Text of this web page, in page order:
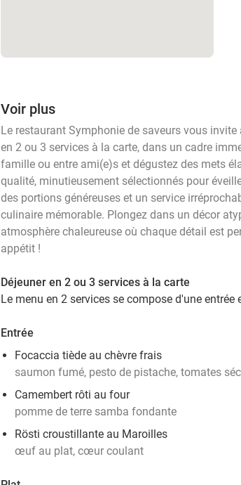
Voir plus
Le restaurant Symphonie de saveurs vous
en 2 ou 3 services à la carte, dans un cadre
famille ou entre ami(e)s et dégustez des mets
qualité, minutieusement sélectionnés pour
des portions généreuses et un service
culinaire mémorable. Plongez dans un décor
atmosphère chaleureuse où chaque détail est
appétit !
Déjeuner en 2 ou 3 services à la carte
Le menu en 2 services se compose d'une
Entrée
Focaccia tiède au chèvre frais
saumon fumé, pesto de pistache, tomates
Camembert rôti au four
pomme de terre samba fondante
Rösti croustillante au Maroilles
œuf au plat, cœur coulant